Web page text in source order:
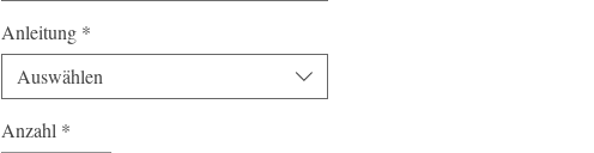
Anleitung *
Auswählen
Anzahl *